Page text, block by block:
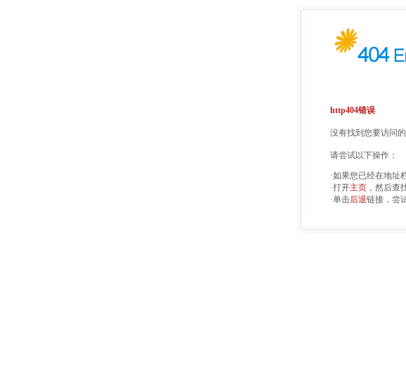
http404错误
没有找到您要访问
请尝试以下操作：
·如果您已经在地址
·打开主页 ，然后查
·单击后退链接，尝